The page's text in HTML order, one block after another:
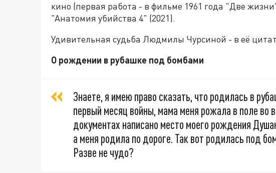
кино (первая работа - в фильме 1961 года "Две
"Анатомия убийства 4" (2021).
Удивительная судьба Людмилы Чурсиной - в её
О рождении в рубашке под бомбами
Знаете, я имею право сказать, что родилась в
первый месяц войны, мама меня рожала в поле во
документах написано место моего рождения
а меня родила по дороге. Так вот родилась под
Разве не чудо?